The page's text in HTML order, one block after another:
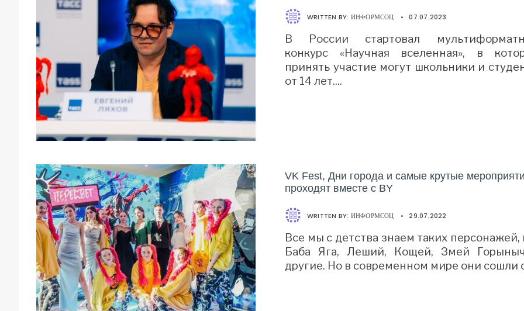
WRITTEN BY: ИНФОРМСОЦ • 07.07.2023
В России стартовал
конкурс «Научная вселенная», в
принять участие могут школьники и
от 14 лет....
VK Fest, Дни города и самые крутые
проходят вместе с BY
WRITTEN BY: ИНФОРМСОЦ • 29.07.2022
Все мы с детства знаем таких персонажей,
Баба Яга, Леший, Кощей, Змей
другие. Но в современном мире они сошли